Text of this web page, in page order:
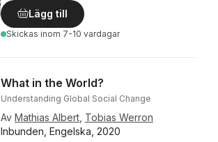
Lägg till
Skickas inom 7-10 vardagar
What in the World?
Understanding Global Social Change
Av Mathias Albert Tobias Werron
Inbunden, Engelska, 2020